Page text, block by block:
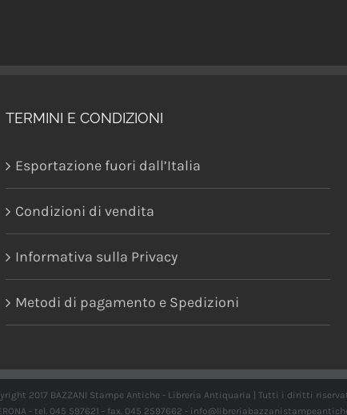
TERMINI E CONDIZIONI
Esportazione fuori dall’Italia
Condizioni di vendita
Informativa sulla Privacy
Metodi di pagamento e Spedizioni
2017 BAZZANI Stampe Antiche - Libreria Antiquaria | Tutti i diritti
- tel. 045 597621 - fax. 045 2597662 -